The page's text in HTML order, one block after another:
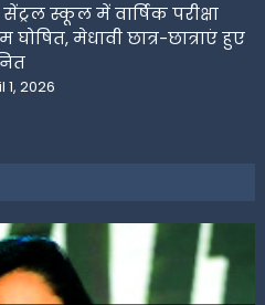
सेंट्रल स्कूल में वार्षिक परीक्षा
घोषित, मेधावी छात्र-छात्राएं हुए
1, 2026